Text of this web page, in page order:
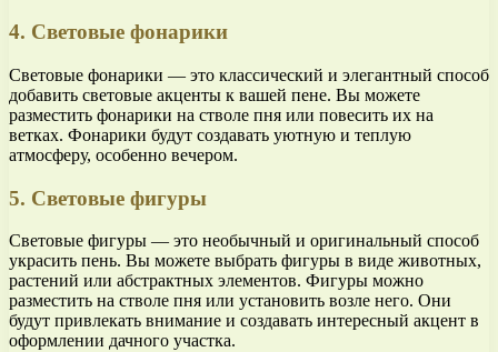
4. Световые фонарики
Световые фонарики — это классический и элегантный способ
добавить световые акценты к вашей пене. Вы можете
разместить фонарики на стволе пня или повесить их на
ветках. Фонарики будут создавать уютную и теплую
атмосферу, особенно вечером.
5. Световые фигуры
Световые фигуры — это необычный и оригинальный способ
украсить пень. Вы можете выбрать фигуры в виде животных,
растений или абстрактных элементов. Фигуры можно
разместить на стволе пня или установить возле него. Они
будут привлекать внимание и создавать интересный акцент в
оформлении дачного участка.